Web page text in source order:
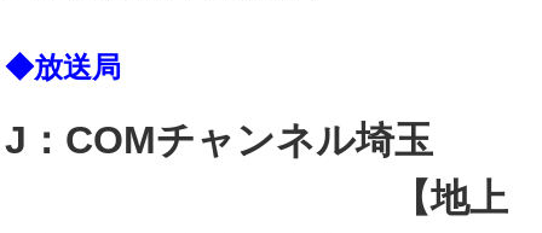
◆放送局
J：COMチャンネル埼玉
【地上